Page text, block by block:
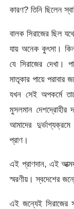
কারণ? তিনি ছিলেন
বালক সিরাজের ছিল
যায় অনেক কুৎসা।
যে সিরাজের দেখা।
মাতৃকার পায়ে
যখন সেই অপকর্মে
মুসলমান দেশদ্রোহীর
আমাদের
প্রাণ।
এই প্রাণদান, এই
স্মরণীয়। স্বদেশের
এই জন্যেই